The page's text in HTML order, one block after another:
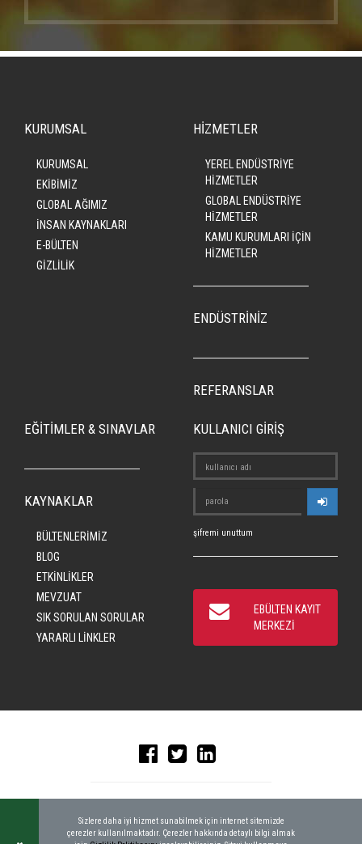
KURUMSAL
KURUMSAL
EKİBİMİZ
GLOBAL AĞIMIZ
İNSAN KAYNAKLARI
E-BÜLTEN
GİZLİLİK
HİZMETLER
YEREL ENDÜSTRİYE
HİZMETLER
GLOBAL ENDÜSTRİYE
HİZMETLER
KAMU KURUMLARI İÇİN
HİZMETLER
ENDÜSTRİNİZ
REFERANSLAR
EĞİTİMLER & SINAVLAR
KAYNAKLAR
BÜLTENLERİMİZ
BLOG
ETKİNLİKLER
MEVZUAT
SIK SORULAN SORULAR
YARARLI LİNKLER
KULLANICI GİRİŞ
şifremi unuttum
EBÜLTEN KAYIT
MERKEZİ
Sizlere daha iyi hizmet sunabilmek için internet sitemizde
çerezler kullanılmaktadır. Çerezler hakkında detaylı bilgi almak